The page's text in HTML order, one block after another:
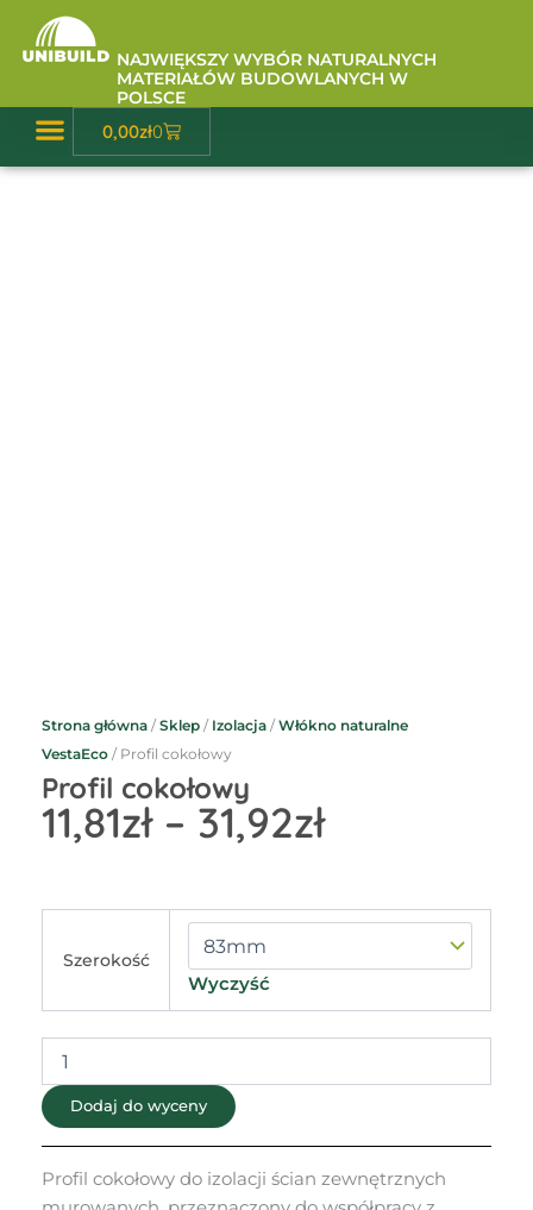
Przejdź
NAJWIĘKSZY WYBÓR NATURALNYCH
MATERIAŁÓW BUDOWLANYCH W
POLSCE
0,00zł0
Wózek
Strona główna /Sklep / Izolacja /Włókno naturalne
VestaEco / Profil cokołowy
Profil cokołowy
11,81zł – 31,92złZakres
11,81zł
do
31,92zł
Szerokość
Wyczyść
cokołowy
Dodaj do wyceny
Profil cokołowy do izolacji ścian zewnętrznych